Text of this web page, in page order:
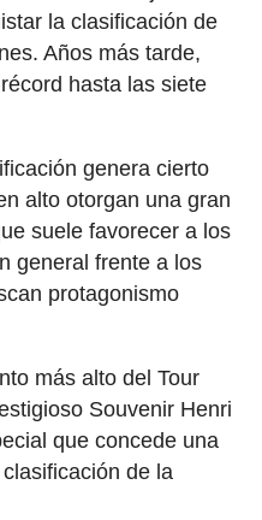
la clasificación de
Años más tarde,
hasta las siete
genera cierto
alto otorgan una gran
suele favorecer a los
general frente a los
protagonismo
más alto del Tour
Souvenir Henri
que concede una
de la